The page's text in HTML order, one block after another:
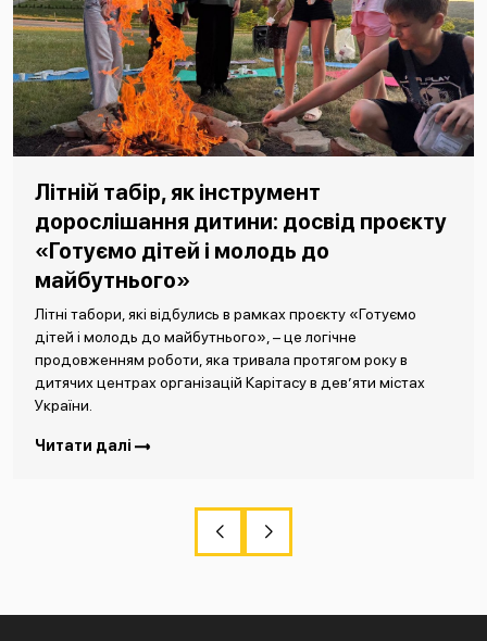
Літній табір, як інструмент
дорослішання дитини: досвід проєкту
«Готуємо дітей і молодь до
майбутнього»
Літні табори, які відбулись в рамках проєкту «Готуємо
дітей і молодь до майбутнього», – це логічне
продовженням роботи, яка тривала протягом року в
дитячих центрах організацій Карітасу в дев’яти містах
України.
Читати далі